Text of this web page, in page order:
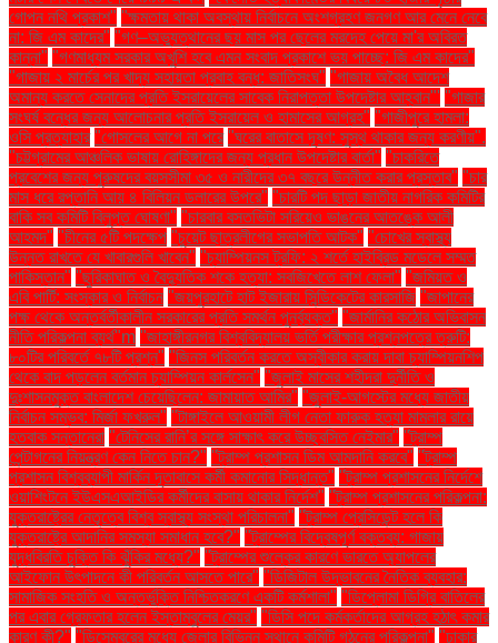
গোপন নথি প্রকাশ" "ক্ষমতায় থাকা অবস্থায় নির্বাচনে অংশগ্রহণ জনগণ আর মেনে নেবে
না: জি এম কাদের" "গণ–অভ্যুত্থানের ছয় মাস পর ছেলের মরদেহ পেয়ে মা'র অবিরত
কান্না" "গণমাধ্যম সরকার অখুশি হবে এমন সংবাদ প্রকাশে ভয় পাচ্ছে: জি এম কাদের"
"গাজায় ২ মার্চের পর খাদ্য সহায়তা প্রবাহ বন্ধ: জাতিসংঘ" "গাজায় অবৈধ আদেশ
অমান্য করতে সেনাদের প্রতি ইসরায়েলের সাবেক নিরাপত্তা উপদেষ্টার আহ্বান"' "গাজার
সংঘর্ষ বন্ধের জন্য আলোচনার প্রতি ইসরায়েল ও হামাসের আগ্রহ" "গাজীপুরে হামলা:
ওসি প্রত্যাহার "গোসলের আগে না পরে "ঘরের বাতাসে দূষণ: সুস্থ থাকার জন্য করণীয়".
"চট্টগ্রামের আঞ্চলিক ভাষায় রোহিঙ্গাদের জন্য প্রধান উপদেষ্টার বার্তা" "চাকরিতে
প্রবেশের জন্য পুরুষদের বয়সসীমা ৩৫ ও নারীদের ৩৭ বছরে উন্নীত করার প্রস্তাব" "চার
মাস ধরে রপ্তানি আয় ৪ বিলিয়ন ডলারের উপরে" "চারটি পদ ছাড়া জাতীয় নাগরিক কমিটির
বাকি সব কমিটি বিলুপ্ত ঘোষণা" "চারবার বসতভিটা সরিয়েও ভাঙনের আতঙ্কে আলী
আহমদ" "চীনের ৫টি পদক্ষেপ "চুয়েট ছাত্রলীগের সভাপতি আটক" "চোখের স্বাস্থ্য
উন্নত রাখতে যে খাবারগুলি খাবেন" "চ্যাম্পিয়নস ট্রফি: ২ শর্তে হাইব্রিড মডেলে সম্মত
পাকিস্তান" "ছুরিকাঘাত ও বৈদ্যুতিক শকে হত্যা: সবজিখেতে লাশ ফেলা" "জমিয়ত ও
এবি পার্টি: সংস্কার ও নির্বাচন "জয়পুরহাটে হাট ইজারায় সিন্ডিকেটের কারসাজি "জাপানের
পক্ষ থেকে অন্তর্বর্তীকালীন সরকারের প্রতি সমর্থন পুনর্ব্যক্ত" "জার্মানির কঠোর অভিবাসন
নীতি পরিকল্পনা ব্যর্থ"m "জাহাঙ্গীরনগর বিশ্ববিদ্যালয় ভর্তি পরীক্ষার প্রশ্নপত্রে ত্রুটি:
৮০টির পরিবর্তে ৭৮টি প্রশ্ন" "জিনস পরিবর্তন করতে অস্বীকার করায় দাবা চ্যাম্পিয়নশিপ
থেকে বাদ পড়লেন বর্তমান চ্যাম্পিয়ন কার্লসেন" "জুলাই মাসের শহীদরা দুর্নীতি ও
দুঃশাসনমুক্ত বাংলাদেশ চেয়েছিলেন: জামায়াত আমির" "জুলাই-আগস্টের মধ্যে জাতীয়
নির্বাচন সম্ভব: মির্জা ফখরুল" "টাঙ্গাইলে আওয়ামী লীগ নেতা ফারুক হত্যা মামলার রায়ে
হতবাক সন্তানেরা "টেনিসের রানি’র সঙ্গে সাক্ষাৎ করে উচ্ছ্বসিত নেইমার" "ট্রাম্প
পেন্টাগনের নিয়ন্ত্রণ কেন নিতে চান?" "ট্রাম্প প্রশাসন ডিম আমদানি করবে" "ট্রাম্প
প্রশাসন বিশ্বব্যাপী মার্কিন দূতাবাসে কর্মী কমানোর সিদ্ধান্ত" "ট্রাম্প প্রশাসনের নির্দেশে
ওয়াশিংটনে ইউএসএআইডির কর্মীদের বাসায় থাকার নির্দেশ" "ট্রাম্প প্রশাসনের পরিকল্পনা:
যুক্তরাষ্ট্রের নেতৃত্বে বিশ্ব স্বাস্থ্য সংস্থা পরিচালনা" "ট্রাম্প প্রেসিডেন্ট হলে কি
যুক্তরাষ্ট্রে আদানির সমস্যা সমাধান হবে?" "ট্রাম্পের বিদ্বেষপূর্ণ বক্তব্য: গাজায়
যুদ্ধবিরতি চুক্তি কি ঝুঁকির মধ্যে?" "ট্রাম্পের শুল্কের কারণে ভারতে অ্যাপলের
আইফোন উৎপাদনে কী পরিবর্তন আসতে পারে" "ডিজিটাল উদ্ভাবনের নৈতিক ব্যবহার:
সামাজিক সংহতি ও অন্তর্ভুক্তি নিশ্চিতকরণে একটি কর্মশালা" "ডিপ্লোমা ডিগ্রি বাতিলের
পর এবার গ্রেফতার হলেন ইস্তাম্বুলের মেয়র" "ডিসি পদে কর্মকর্তাদের আগ্রহ হঠাৎ কমার
কারণ কী?" "ডিসেম্বরের মধ্যে জেলার বিভিন্ন স্থানে কমিটি গঠনের পরিকল্পনা" "ঢাকার